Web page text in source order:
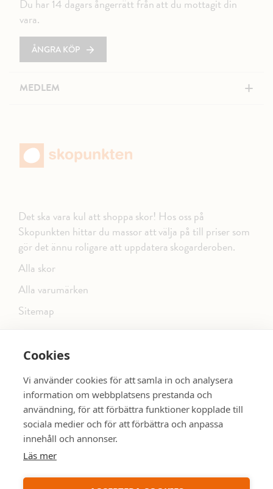
Cookies
Vi använder cookies för att samla in och analysera
information om webbplatsens prestanda och
användning, för att förbättra funktioner kopplade till
sociala medier och för att förbättra och anpassa
innehåll och annonser.
Läs mer
Du har 14 dagars ångerrätt från att du mottagit din
vara.
ÅNGRA KÖP
MEDLEM +
Det ska vara kul att shoppa skor! Hos oss på
Skopunkten hittar du massor att välja på till priser som
gör det ännu roligare att uppdatera skogarderoben.
Alla skor
Alla varumärken
Sitemap
FÖLJ OSS PÅ SOCIALA MEDIER
SE MER SKOR: dinsko.se